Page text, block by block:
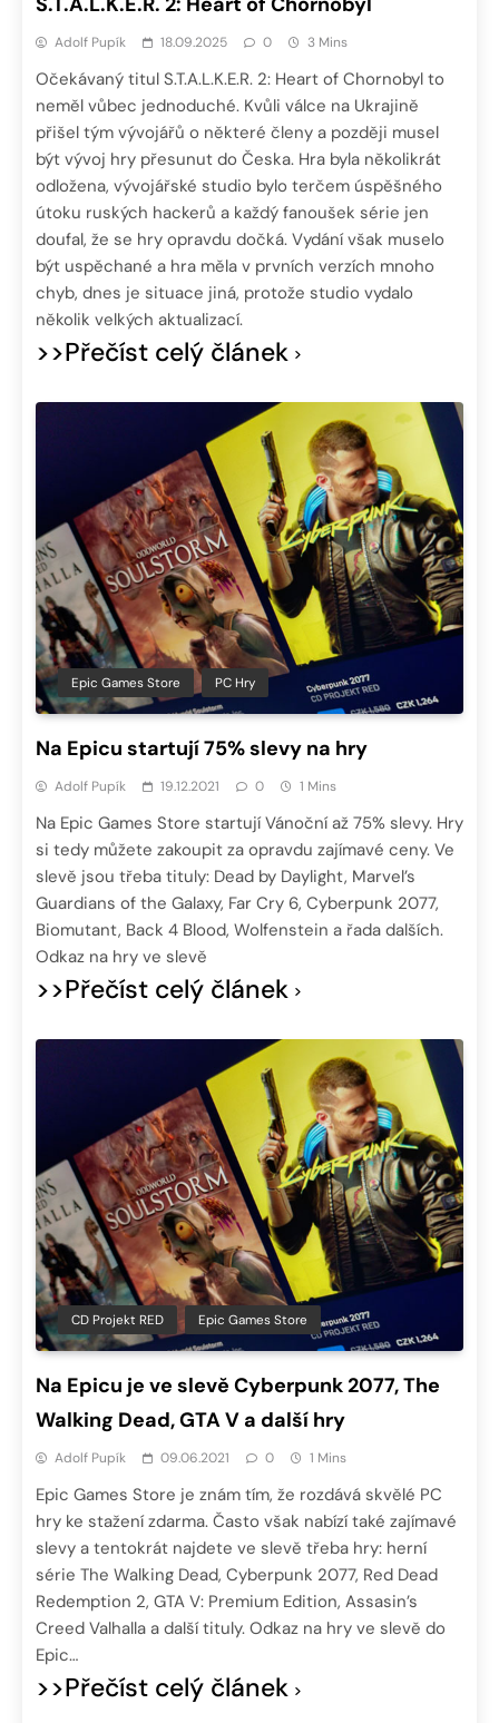
Adolf Pupík 18.09.2025 0 3 Mins
Očekávaný titul S.T.A.L.K.E.R. 2: Heart of Chornobyl to
neměl vůbec jednoduché. Kvůli válce na Ukrajině
přišel tým vývojářů o některé členy a později musel
být vývoj hry přesunut do Česka. Hra byla několikrát
odložena, vývojářské studio bylo terčem úspěšného
útoku ruských hackerů a každý fanoušek série jen
doufal, že se hry opravdu dočká. Vydání však muselo
být uspěchané a hra měla v prvních verzích mnoho
chyb, dnes je situace jiná, protože studio vydalo
několik velkých aktualizací.
>>Přečíst celý článek
Epic Games Store PC Hry
Na Epicu startují 75% slevy na hry
Adolf Pupík 19.12.2021 0 1 Mins
Na Epic Games Store startují Vánoční až 75% slevy. Hry
si tedy můžete zakoupit za opravdu zajímavé ceny. Ve
slevě jsou třeba tituly: Dead by Daylight, Marvel’s
Guardians of the Galaxy, Far Cry 6, Cyberpunk 2077,
Biomutant, Back 4 Blood, Wolfenstein a řada dalších.
Odkaz na hry ve slevě
>>Přečíst celý článek
CD Projekt RED Epic Games Store
Na Epicu je ve slevě Cyberpunk 2077, The
Walking Dead, GTA V a další hry
Adolf Pupík 09.06.2021 0 1 Mins
Epic Games Store je znám tím, že rozdává skvělé PC
hry ke stažení zdarma. Často však nabízí také zajímavé
slevy a tentokrát najdete ve slevě třeba hry: herní
série The Walking Dead, Cyberpunk 2077, Red Dead
Redemption 2, GTA V: Premium Edition, Assasin’s
Creed Valhalla a další tituly. Odkaz na hry ve slevě do
Epic…
>>Přečíst celý článek